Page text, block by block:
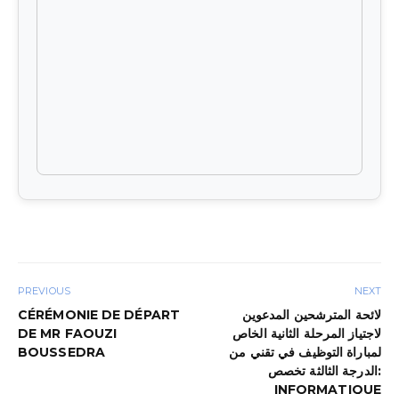
PREVIOUS
CÉRÉMONIE DE DÉPART
DE MR FAOUZI
BOUSSEDRA
NEXT
لائحة المترشحين المدعوين
لاجتياز المرحلة الثانية الخاص
لمباراة التوظيف في تقني من
الدرجة الثالثة تخصص:
INFORMATIQUE